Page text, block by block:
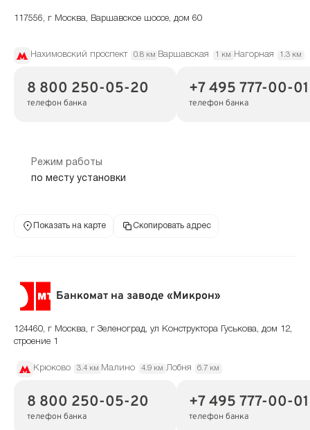
117556, г Москва, Варшавское шоссе, дом 60
Нахимовский проспект 0.8 км Варшавская 1 км Нагорная 1.3 км
8 800 250-05-20
телефон банка
+7 495 777-00-01
телефон банка
Режим работы
по месту установки
Показать на карте Скопировать адрес
Банкомат на заводе «Микрон»
124460, г Москва, г Зеленоград, ул Конструктора Гуськова, дом 12,
строение 1
Крюково 3.4 км Малино 4.9 км Лобня 6.7 км
8 800 250-05-20
телефон банка
+7 495 777-00-01
телефон банка